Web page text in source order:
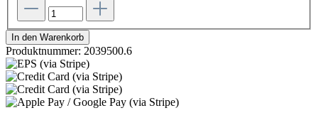
In den Warenkorb
Produktnummer: 2039500.6